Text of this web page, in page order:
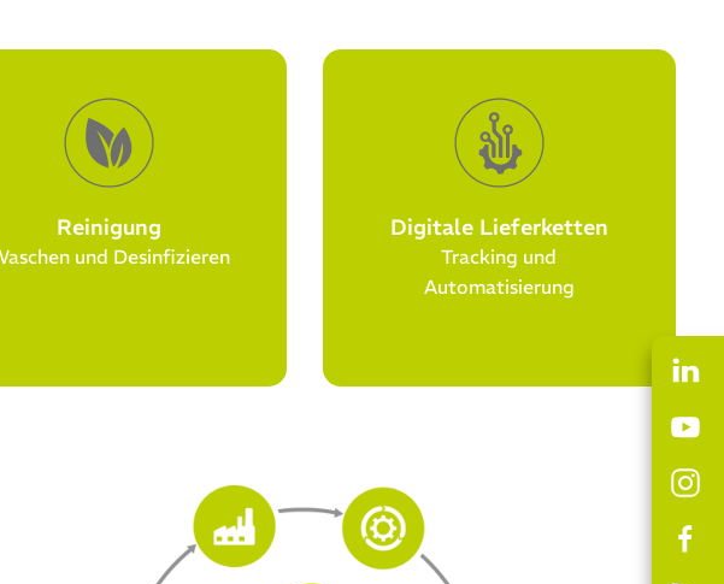
Reinigung
und Desinfizieren
Digitale Lieferketten
Tracking und
Automatisierung